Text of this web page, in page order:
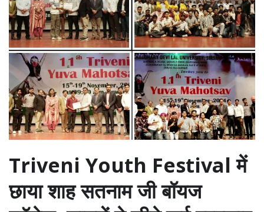
Triveni Youth Festival में
छाया शाह सतनाम जी बॉयज